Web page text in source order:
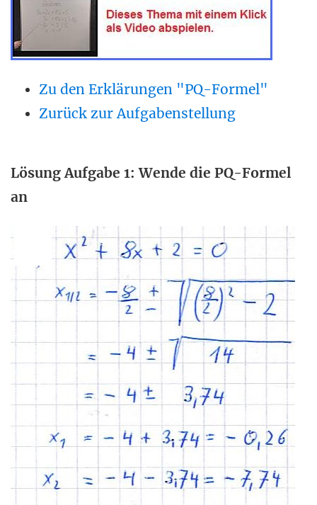
Zu den Erklärungen "PQ-Formel"
Zurück zur Aufgabenstellung
Lösung Aufgabe 1: Wende die PQ-Formel
an